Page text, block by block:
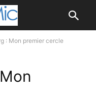
: Mon premier cercle